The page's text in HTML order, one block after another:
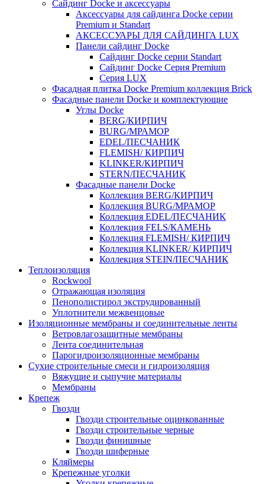
Сайдинг Docke и аксессуары
Аксессуары для сайдинга Docke серии
Premium и Standart
АКСЕССУАРЫ ДЛЯ САЙДИНГА LUX
Панели сайдинг Docke
Cайдинг Docke серии Standart
Сайдинг Docke Серия Premium
Серия LUX
Фасадная плитка Docke Premium коллекция Brick
Фасадные панели Docke и комплектующие
Углы Docke
BERG/КИРПИЧ
BURG/МРАМОР
EDEL/ПЕСЧАНИК
FLEMISH/ КИРПИЧ
KLINKER/КИРПИЧ
STERN/ПЕСЧАНИК
Фасадные панели Docke
Коллекция BERG/КИРПИЧ
Коллекция BURG/МРАМОР
Коллекция EDEL/ПЕСЧАНИК
Коллекция FELS/КАМЕНЬ
Коллекция FLEMISH/ КИРПИЧ
Коллекция KLINKER/ КИРПИЧ
Коллекция STEIN/ПЕСЧАНИК
Теплоизоляция
Rockwool
Отражающая изоляция
Пенополистирол экструдированный
Уплотнители межвенцовые
Изоляционные мембраны и соединительные ленты
Ветровлагозащитные мембраны
Лента соединительная
Парогидроизоляционные мембраны
Сухие строительные смеси и гидроизоляция
Вяжущие и сыпучие материалы
Мембраны
Крепеж
Гвозди
Гвозди строительные оцинкованные
Гвозди строительные черные
Гвозди финишные
Гвозди шиферные
Кляймеры
Крепежные уголки